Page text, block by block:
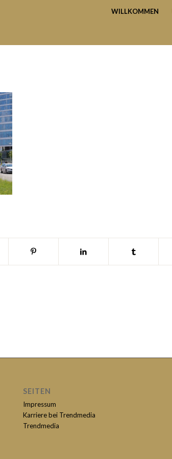
WILLKOMMEN
SEITEN
Impressum
Karriere bei Trendmedia
Trendmedia